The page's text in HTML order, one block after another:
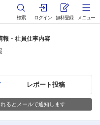
検索 ログイン 無料登録 メニュー
報・社員仕事内容
レポート投稿
るとメールで通知します